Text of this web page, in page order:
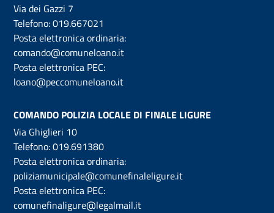
Via dei Gazzi 7
Telefono:019.667021
Posta elettronica ordinaria:
comando@comuneloano.it
Posta elettronica PEC:
loano@peccomuneloano.it
COMANDO POLIZIA LOCALE DI FINALE LIGURE
Via Ghiglieri 10
Telefono:019.691380
Posta elettronica ordinaria:
poliziamunicipale@comunefinaleligure.it
Posta elettronica PEC:
comunefinaligure@legalmail.it